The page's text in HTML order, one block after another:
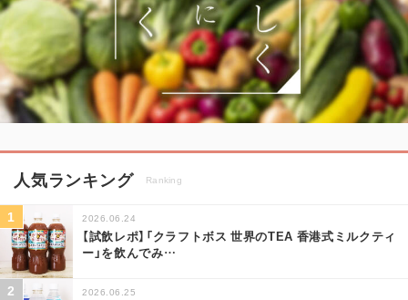
人気ランキング Ranking
2026.06.24
【試飲レポ】「クラフトボス 世界のTEA 香港式ミルクティ
ー」を飲んでみ…
2026.06.25